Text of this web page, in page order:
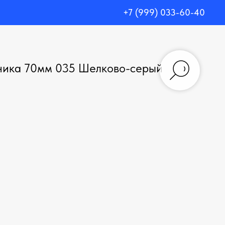
+7 (999) 033-60-40
70мм 035 Шелково-серый